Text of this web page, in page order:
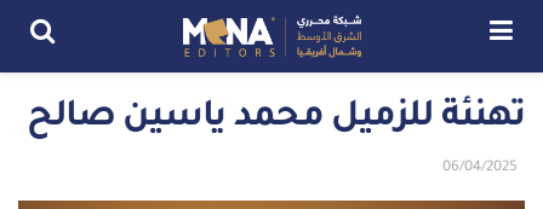
تهنئة للزميل محمد ياسين صالح
06/04/2025